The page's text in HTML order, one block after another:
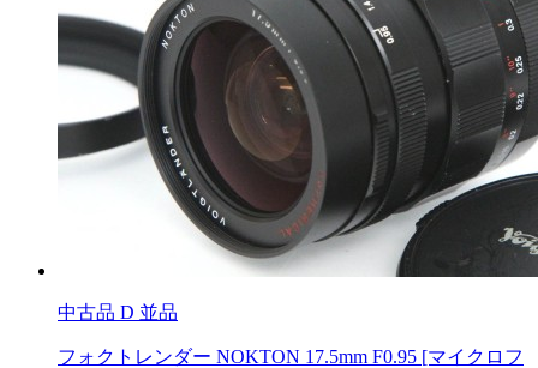
中古品 D 並品
フォクトレンダー NOKTON 17.5mm F0.95 [マイクロフ